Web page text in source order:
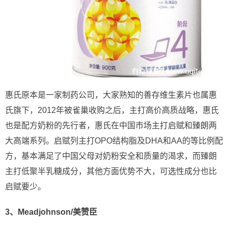
惠氏原本是一家制药公司，大家熟知的善存维生素片也属惠
氏旗下，2012年被雀巢收购之后，主打高价高质战略，惠氏
也是配方奶粉的先行者，惠氏在中国市场主打启赋和臻朗两
大高端系列。启赋列主打OPO结构脂及DHA和AA的等比例配
方，基本满足了中国父母对奶粉安全和质量的渴求，而臻朗
主打低聚半乳糖成分，其他方面优势不大，可选性成分也比
启赋要少。
3、Meadjohnson/美赞臣